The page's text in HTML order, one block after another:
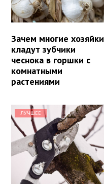
Зачем многие хозяйки
кладут зубчики
чеснока в горшки с
комнатными
растениями
ЛУЧШЕЕ